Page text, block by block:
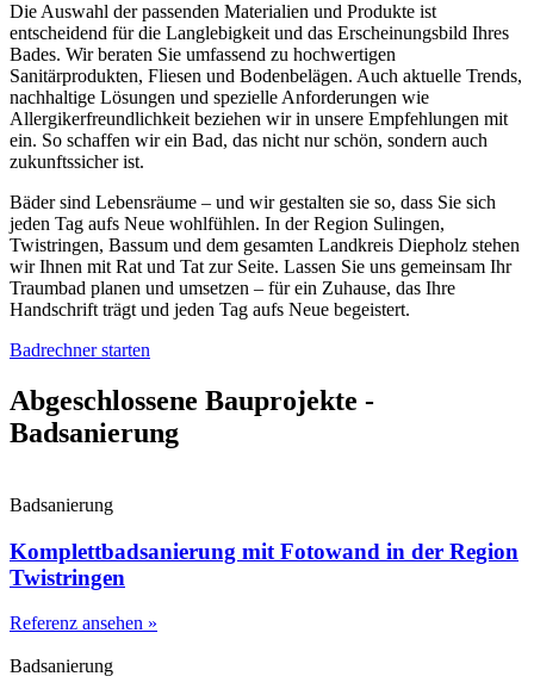
Die Auswahl der passenden Materialien und Produkte ist
entscheidend für die Langlebigkeit und das Erscheinungsbild Ihres
Bades. Wir beraten Sie umfassend zu hochwertigen
Sanitärprodukten, Fliesen und Bodenbelägen. Auch aktuelle Trends,
nachhaltige Lösungen und spezielle Anforderungen wie
Allergikerfreundlichkeit beziehen wir in unsere Empfehlungen mit
ein. So schaffen wir ein Bad, das nicht nur schön, sondern auch
zukunftssicher ist.
Bäder sind Lebensräume – und wir gestalten sie so, dass Sie sich
jeden Tag aufs Neue wohlfühlen. In der Region Sulingen,
Twistringen, Bassum und dem gesamten Landkreis Diepholz stehen
wir Ihnen mit Rat und Tat zur Seite. Lassen Sie uns gemeinsam Ihr
Traumbad planen und umsetzen – für ein Zuhause, das Ihre
Handschrift trägt und jeden Tag aufs Neue begeistert.
Badrechner starten
Abgeschlossene Bauprojekte -
Badsanierung
Badsanierung
Komplettbadsanierung mit Fotowand in der Region
Twistringen
Referenz ansehen »
Badsanierung